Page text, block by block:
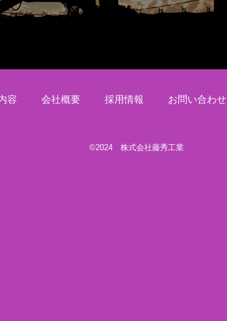
容 会社概要 採用情報 お問い合わせ
©2024 株式会社藤秀工業